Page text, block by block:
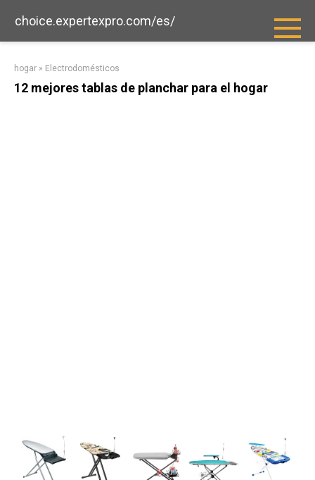
choice.expertexpro.com/es/
hogar » Electrodomésticos
12 mejores tablas de planchar para el hogar